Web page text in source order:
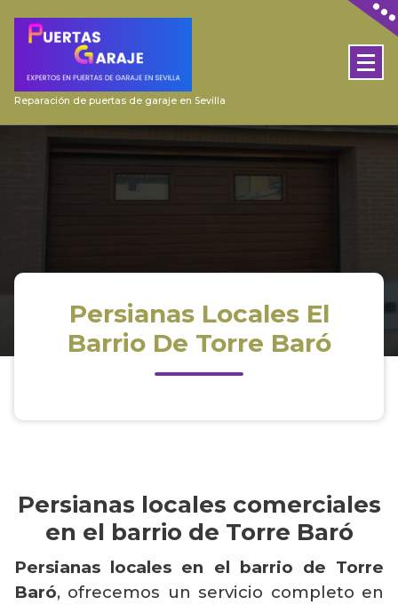
Reparación de puertas de garaje en Sevilla
Persianas Locales El
Barrio De Torre Baró
Persianas locales comerciales
en el barrio de Torre Baró
Persianas locales en el barrio de Torre
Baró, ofrecemos un servicio completo en